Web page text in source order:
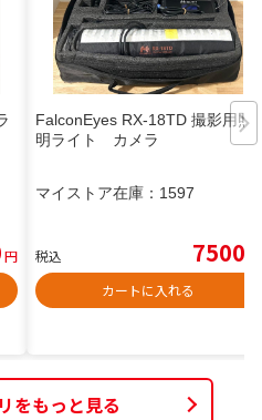
円
FalconEyes RX-18TD 撮影用照
明ライト カメラ
マイストア在庫： 1597
税込 7500
カートに入れる
をもっと見る